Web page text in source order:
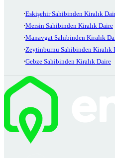
Eskişehir Sahibinden Kiralık
Mersin Sahibinden Kiralık Daire
Manavgat Sahibinden Kiralık
Zeytinburnu Sahibinden Kiralık
Gebze Sahibinden Kiralık Daire